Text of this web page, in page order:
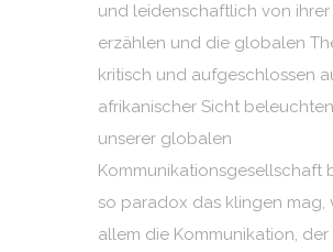
und leidenschaftlich von ihrer
erzählen und die globalen
kritisch und aufgeschlossen
afrikanischer Sicht
unserer globalen
Kommunikationsgesellschaft
so paradox das klingen mag,
allem die Kommunikation,